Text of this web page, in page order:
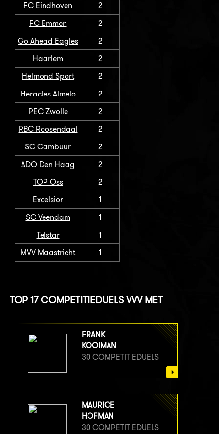
FC Eindhoven
2
FC Emmen
2
Go Ahead Eagles
2
Haarlem
2
Helmond Sport
2
Heracles Almelo
2
PEC Zwolle
2
RBC Roosendaal
2
SC Cambuur
2
ADO Den Haag
2
TOP Oss
2
Excelsior
1
SC Veendam
1
Telstar
1
MVV Maastricht
1
TOP 17 COMPETITIEDUELS VVV MET
FRANK
KOOIMAN
30 COMPETITIEDUELS
MAURICE
HOFMAN
30 COMPETITIEDUELS